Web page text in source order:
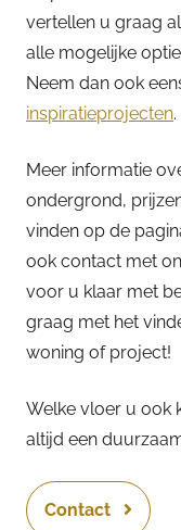
vertellen u graag
alle mogelijke
Neem dan ook
inspiratieprojecten.
Meer informatie
ondergrond,
vinden op de
ook contact met
voor u klaar met
graag met het
woning of project!
Welke vloer u ook
altijd een
Contact